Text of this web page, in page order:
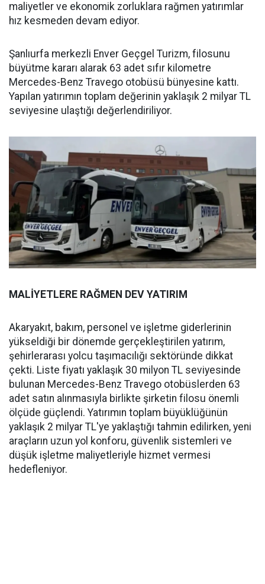
maliyetler ve ekonomik zorluklara rağmen yatırımlar
hız kesmeden devam ediyor.
Şanlıurfa merkezli Enver Geçgel Turizm, filosunu
büyütme kararı alarak 63 adet sıfır kilometre
Mercedes-Benz Travego otobüsü bünyesine kattı.
Yapılan yatırımın toplam değerinin yaklaşık 2 milyar TL
seviyesine ulaştığı değerlendiriliyor.
MALİYETLERE RAĞMEN DEV YATIRIM
Akaryakıt, bakım, personel ve işletme giderlerinin
yükseldiği bir dönemde gerçekleştirilen yatırım,
şehirlerarası yolcu taşımacılığı sektöründe dikkat
çekti. Liste fiyatı yaklaşık 30 milyon TL seviyesinde
bulunan Mercedes-Benz Travego otobüslerden 63
adet satın alınmasıyla birlikte şirketin filosu önemli
ölçüde güçlendi. Yatırımın toplam büyüklüğünün
yaklaşık 2 milyar TL'ye yaklaştığı tahmin edilirken, yeni
araçların uzun yol konforu, güvenlik sistemleri ve
düşük işletme maliyetleriyle hizmet vermesi
hedefleniyor.